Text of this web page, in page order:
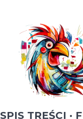
SPIS TREŚCI